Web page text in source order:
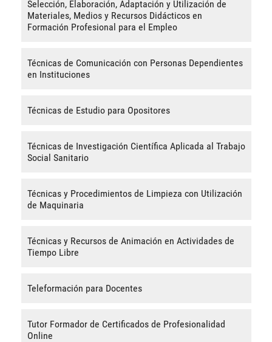
Selección, Elaboración, Adaptación y Utilización de
Materiales, Medios y Recursos Didácticos en
Formación Profesional para el Empleo
Técnicas de Comunicación con Personas Dependientes
en Instituciones
Técnicas de Estudio para Opositores
Técnicas de Investigación Científica Aplicada al Trabajo
Social Sanitario
Técnicas y Procedimientos de Limpieza con Utilización
de Maquinaria
Técnicas y Recursos de Animación en Actividades de
Tiempo Libre
Teleformación para Docentes
Tutor Formador de Certificados de Profesionalidad
Online